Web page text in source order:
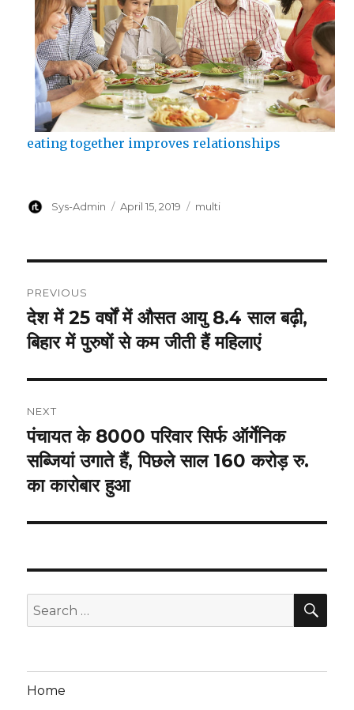
eating together improves relationships
Author
Sys-Admin
Posted
April 15, 2019 Categories
multi
navigation
PREVIOUS
Previous
post:
देश में 25 वर्षों में औसत आयु 8.4 साल बढ़ी,
बिहार में पुरुषों से कम जीती हैं महिलाएं
NEXT
Next
post:
पंचायत के 8000 परिवार सिर्फ ऑर्गेनिक
सब्जियां उगाते हैं, पिछले साल 160 करोड़ रु.
का कारोबार हुआ
Search
for:
Home